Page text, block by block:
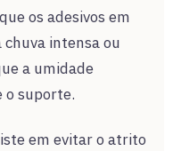
os adesivos em
intensa ou
a umidade
o suporte.
em evitar o atrito